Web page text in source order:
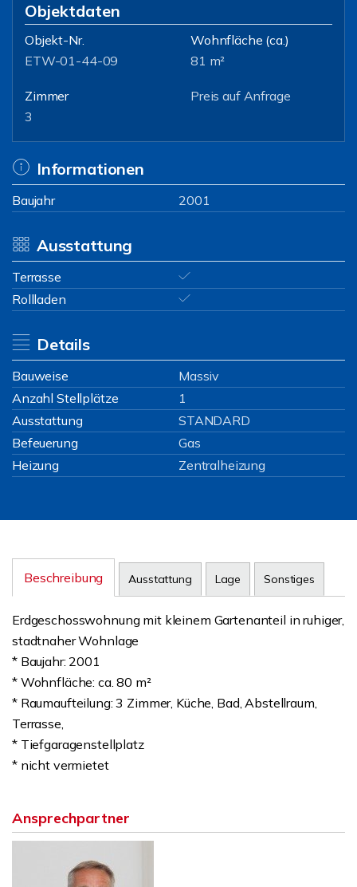
Objektdaten
Objekt-Nr.
ETW-01-44-09
Wohnfläche (ca.)
81 m²
Zimmer
3
Preis auf Anfrage
Informationen
Baujahr 2001
Ausstattung
Terrasse
Rollladen
Details
Bauweise
Massiv
Anzahl Stellplätze
1
Ausstattung
STANDARD
Befeuerung
Gas
Heizung
Zentralheizung
Beschreibung Ausstattung Lage Sonstiges
Erdgeschosswohnung mit kleinem Gartenanteil in ruhiger,
stadtnaher Wohnlage
* Baujahr: 2001
* Wohnfläche: ca. 80 m²
* Raumaufteilung: 3 Zimmer, Küche, Bad, Abstellraum,
Terrasse,
* Tiefgaragenstellplatz
* nicht vermietet
Ansprechpartner